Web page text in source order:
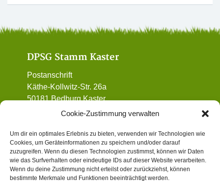
Cookie-Zustimmung verwalten
Um dir ein optimales Erlebnis zu bieten, verwenden wir Technologien wie
Cookies, um Geräteinformationen zu speichern und/oder darauf
zuzugreifen. Wenn du diesen Technologien zustimmst, können wir Daten
wie das Surfverhalten oder eindeutige IDs auf dieser Website verarbeiten.
Wenn du deine Zustimmung nicht erteilst oder zurückziehst, können
bestimmte Merkmale und Funktionen beeinträchtigt werden.
DPSG Stamm Kaster
Postanschrift
Käthe-Kollwitz-Str. 26a
50181 Bedburg Kaster
01 72 / 90 32 962
Informatives
Datenschutz